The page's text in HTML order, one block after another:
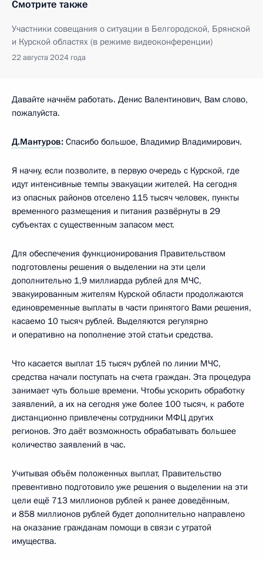
Смотрите также
Участники совещания о ситуации в Белгородской, Брянской
и Курской областях (в режиме видеоконференции)
22 августа 2024 года
Давайте начнём работать. Денис Валентинович, Вам слово,
пожалуйста.
Д.Мантуров: Спасибо большое, Владимир Владимирович.
Я начну, если позволите, в первую очередь с Курской, где
идут интенсивные темпы эвакуации жителей. На сегодня
из опасных районов отселено 115 тысяч человек, пункты
временного размещения и питания развёрнуты в 29
субъектах с существенным запасом мест.
Для обеспечения функционирования Правительством
подготовлены решения о выделении на эти цели
дополнительно 1,9 миллиарда рублей для МЧС,
эвакуированным жителям Курской области продолжаются
единовременные выплаты в части принятого Вами решения,
касаемо 10 тысяч рублей. Выделяются регулярно
и оперативно на пополнение этой статьи средства.
Что касается выплат 15 тысяч рублей по линии МЧС,
средства начали поступать на счета граждан. Эта процедура
занимает чуть больше времени. Чтобы ускорить обработку
заявлений, а их на сегодня уже более 100 тысяч, к работе
дистанционно привлечены сотрудники МФЦ других
регионов. Это даёт возможность обрабатывать большее
количество заявлений в час.
Учитывая объём положенных выплат, Правительство
превентивно подготовило уже решения о выделении на эти
цели ещё 713 миллионов рублей к ранее доведённым,
и 858 миллионов рублей будет дополнительно направлено
на оказание гражданам помощи в связи с утратой
имущества.